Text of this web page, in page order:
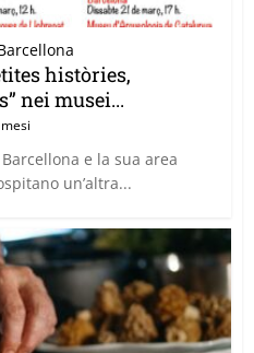
històries,
nei musei...
e la sua area
un’altra...